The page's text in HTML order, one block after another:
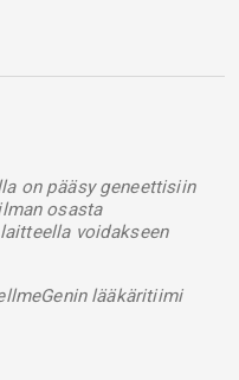
on pääsy geneettisiin
osasta
voidakseen
lääkäritiimi